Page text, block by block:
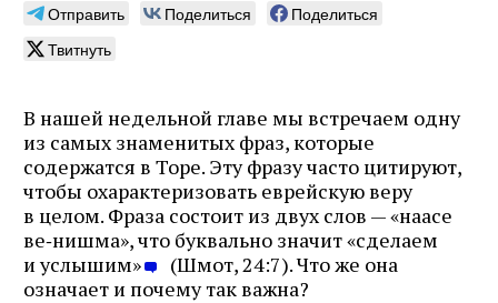
Отправить Поделиться
Поделиться
Твитнуть
В нашей недельной главе мы встречаем одну
из самых знаменитых фраз, которые
содержатся в Торе. Эту фразу часто цитируют,
чтобы охарактеризовать еврейскую веру
в целом. Фраза состоит из двух слов — «наасе
ве‑нишма», что буквально значит «сделаем
и услышим»
(Шмот, 24:7). Что же она
означает и почему так важна?